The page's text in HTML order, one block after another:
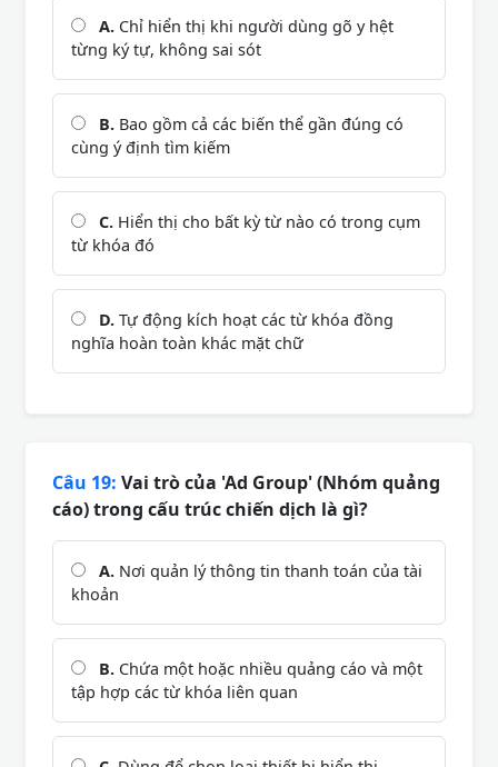
A. Chỉ hiển thị khi người dùng gõ y hệt
từng ký tự, không sai sót
B. Bao gồm cả các biến thể gần đúng có
cùng ý định tìm kiếm
C. Hiển thị cho bất kỳ từ nào có trong cụm
từ khóa đó
D. Tự động kích hoạt các từ khóa đồng
nghĩa hoàn toàn khác mặt chữ
Câu 19: Vai trò của 'Ad Group' (Nhóm quảng
cáo) trong cấu trúc chiến dịch là gì?
A. Nơi quản lý thông tin thanh toán của tài
khoản
B. Chứa một hoặc nhiều quảng cáo và một
tập hợp các từ khóa liên quan